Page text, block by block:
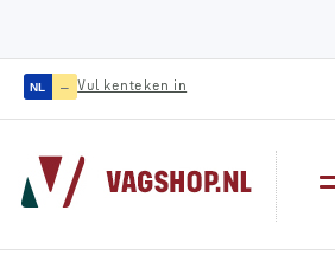
NL — Vul kenteken in